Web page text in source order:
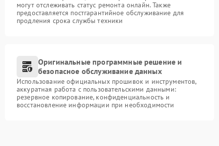
могут отслеживать статус ремонта онлайн. Также
предоставляется постгарантийное обслуживание для
продления срока службы техники
Оригинальные программные решение и
безопасное обслуживание данных
Использование официальных прошивок и инструментов,
аккуратная работа с пользовательскими данными:
резервное копирование, конфиденциальность и
восстановление информации при необходимости